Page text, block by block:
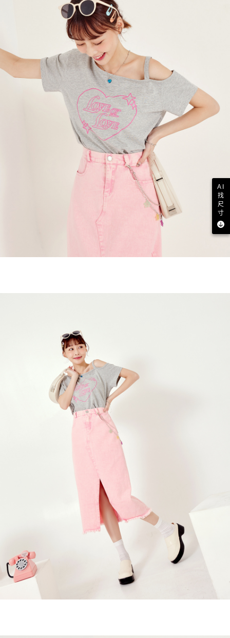
AI
找
尺
寸